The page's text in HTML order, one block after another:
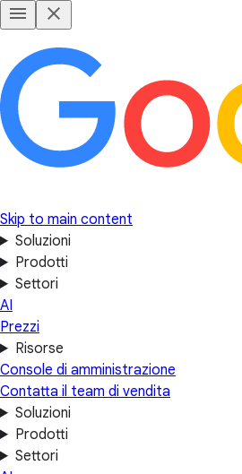
Skip to main content
Soluzioni
Prodotti
Settori
AI
Prezzi
Risorse
Console di amministrazione
Contatta il team di vendita
Soluzioni
Prodotti
Settori